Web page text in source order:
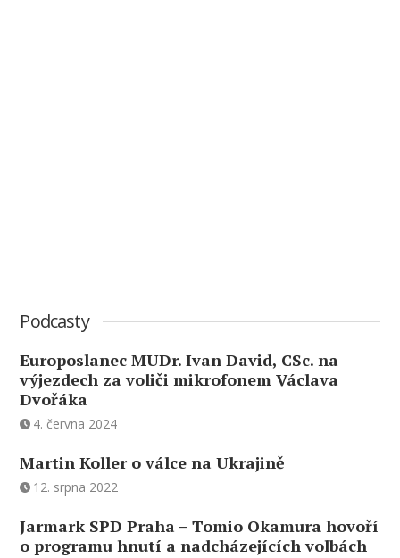
Podcasty
Europoslanec MUDr. Ivan David, CSc. na
výjezdech za voliči mikrofonem Václava
Dvořáka
4. června 2024
Martin Koller o válce na Ukrajině
12. srpna 2022
Jarmark SPD Praha – Tomio Okamura hovoří
o programu hnutí a nadcházejících volbách